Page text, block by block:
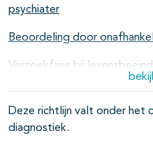
psychiater
Beoordeling door
Verzoekfase bij
Besluit onderzoek
levensbeëindigingsverzoek
Deze richtlijn valt onder het
diagnostiek.